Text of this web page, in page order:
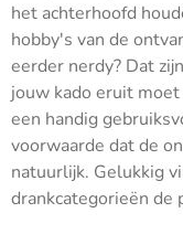
het achterhoofd
hobby's van de
eerder nerdy? Dat
jouw kado eruit
een handig
voorwaarde dat de
natuurlijk. Gelukkig
drankcategorieën de